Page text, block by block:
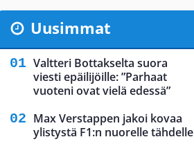
Uusimmat
Valtteri Bottakselta suora
viesti epäilijöille: ”Parhaat
vuoteni ovat vielä edessä”
Max Verstappen jakoi kovaa
ylistystä F1:n nuorelle tähdelle